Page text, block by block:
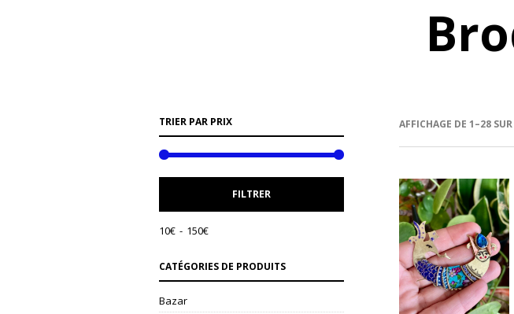
AFFICHAGE DE 1–28
TRIER PAR PRIX
MIN
MAX
FILTRER
10€ 150€
CATÉGORIES DE PRODUITS
Bazar